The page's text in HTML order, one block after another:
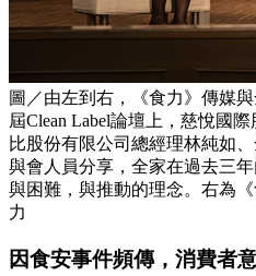
圖／由左到右，《食力》傳媒
屆Clean Label論壇上，慈悅國
比股份有限公司總經理林純如
與會人員分享，全家在過去三
與困難，與推動的理念。右為
力
因食安事件頻傳，消費者